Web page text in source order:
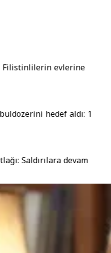
Filistinlilerin evlerine
hedef aldı: 1
Saldırılara devam